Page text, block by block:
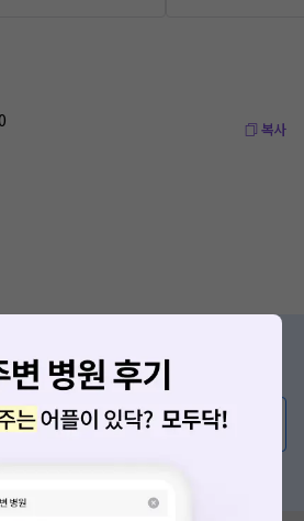
복사
, 궁금한 점이 있나요?
가 직접 답해드려요!
요